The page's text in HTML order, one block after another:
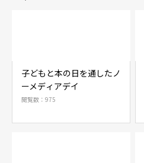
子どもと本の日を通したノ
ーメディアデイ
閲覧数：975